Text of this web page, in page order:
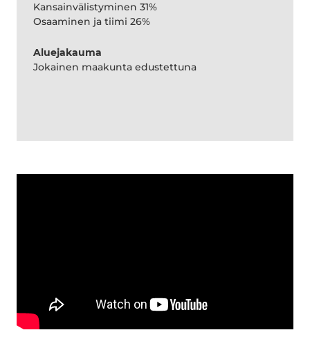
Kansainvälistyminen 31%
Osaaminen ja tiimi 26%
Aluejakauma
Jokainen maakunta edustettuna